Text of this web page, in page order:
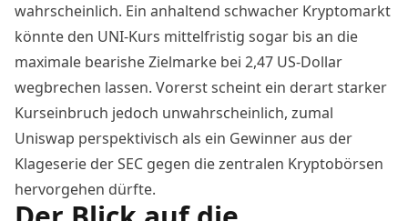
wahrscheinlich. Ein anhaltend schwacher Kryptomarkt
könnte den UNI-Kurs mittelfristig sogar bis an die
maximale bearishe Zielmarke bei 2,47 US-Dollar
wegbrechen lassen. Vorerst scheint ein derart starker
Kurseinbruch jedoch unwahrscheinlich, zumal
Uniswap perspektivisch als ein Gewinner aus der
Klageserie der SEC gegen die zentralen Kryptobörsen
hervorgehen dürfte.